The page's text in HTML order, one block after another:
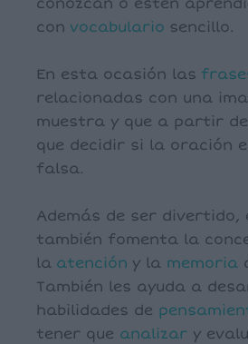
conozcan o estén
con vocabulario sencillo.
En esta ocasión las
relacionadas con una
muestra y que a partir
que decidir si la oración
falsa.
Además de ser divertido,
también fomenta la
la atención y la memoria
También les ayuda a
habilidades de
tener que analizar y